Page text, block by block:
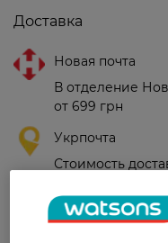
Доставка
Новая почта
В отделение
от 699 грн
Укрпочта
Стоимость
Забрать